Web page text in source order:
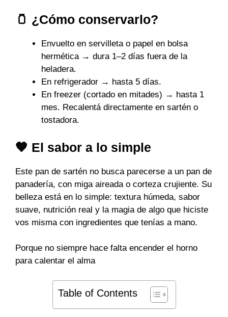
🫙 ¿Cómo conservarlo?
Envuelto en servilleta o papel en bolsa
hermética → dura 1–2 días fuera de la
heladera.
En refrigerador → hasta 5 días.
En freezer (cortado en mitades) → hasta 1
mes. Recalentá directamente en sartén o
tostadora.
🧡 El sabor a lo simple
Este pan de sartén no busca parecerse a un pan de
panadería, con miga aireada o corteza crujiente. Su
belleza está en lo simple: textura húmeda, sabor
suave, nutrición real y la magia de algo que hiciste
vos misma con ingredientes que tenías a mano.
Porque no siempre hace falta encender el horno
para calentar el alma
Table of Contents